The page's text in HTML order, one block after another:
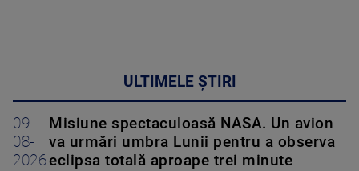
ULTIMELE ȘTIRI
09-
08-
2026
Misiune spectaculoasă NASA. Un avion
va urmări umbra Lunii pentru a observa
eclipsa totală aproape trei minute